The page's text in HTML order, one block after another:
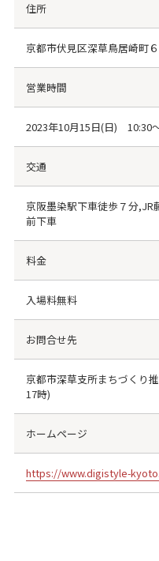
住所
京都市伏見区深草鳥居崎町
営業時間
2023年10月15日(日) 10:30
交通
京阪墨染駅下車徒歩７分
前下車
料金
入場料無料
お問合せ先
京都市深草支所まちづくり
17時)
ホームページ
https://www.digistyle-